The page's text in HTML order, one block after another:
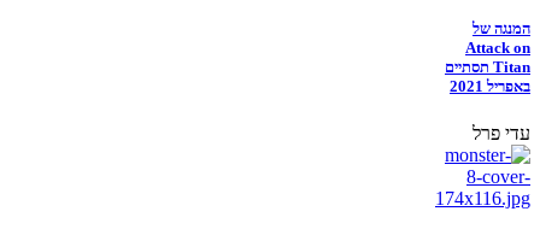
המנגה של
Attack on
Titan תסתיים
באפריל 2021
עדי פרל